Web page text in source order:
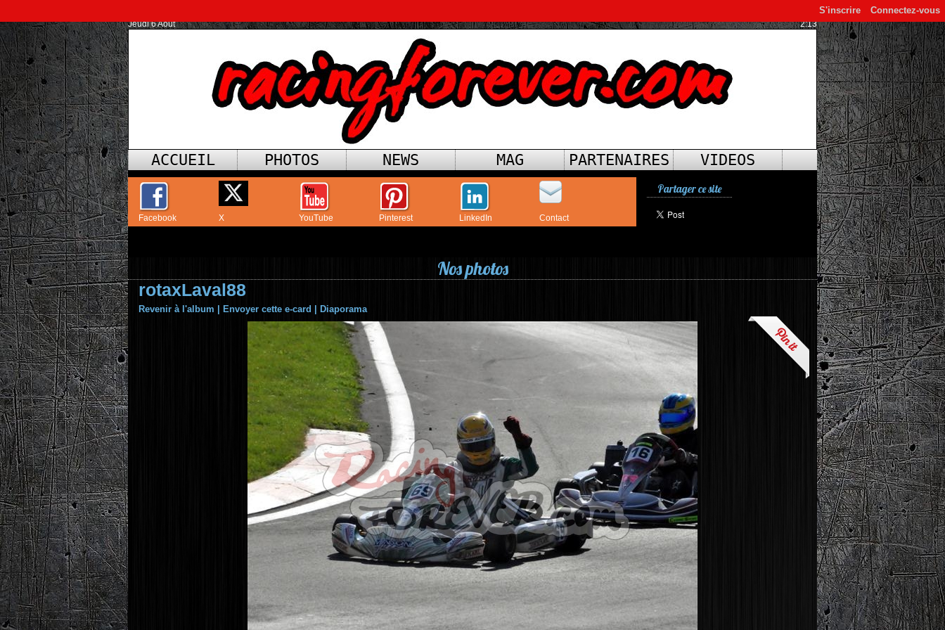
Connectez-vous
S'inscrire
Jeudi 6 Août 2:13
ACCUEIL PHOTOS NEWS MAG PARTENAIRES VIDEOS
Facebook X YouTube Pinterest LinkedIn Contact
Partager ce site
Nos photos
rotaxLaval88
Revenir à l'album Envoyer cette e-card Diaporama